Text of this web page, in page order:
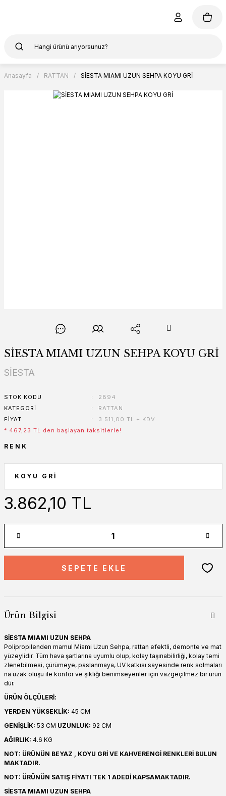
Anasayfa RATTAN SİESTA MIAMI UZUN SEHPA KOYU GRİ
SİESTA MIAMI UZUN SEHPA KOYU GRİ
SİESTA
STOK KODU
2894
KATEGORI
RATTAN
FIYAT
3.511,00 TL + KDV
* 467,23 TL den başlayan taksitlerle!
RENK
3.862,10 TL
SEPETE EKLE
Ürün Bilgisi
SİESTA MIAMI UZUN SEHPA
Polipropilenden mamul Miami Uzun Sehpa, rattan efektli, demonte ve mat
yüzeylidir. Tüm hava şartlarına uyumlu olup, kolay taşınabilirliği, kolay temi
zlenebilmesi, çürümeye, paslanmaya, UV katkısı sayesinde renk solmaları
na uzak oluşu ile konfor ve şıklığı benimseyenler için vazgeçilmez bir ürün
dür.
ÜRÜN ÖLÇÜLERİ:
YERDEN YÜKSEKLİK: 45 CM
GENİŞLİK: 53 CM UZUNLUK: 92 CM
AĞIRLIK: 4.6 KG
NOT: ÜRÜNÜN BEYAZ , KOYU GRİ VE KAHVERENGİ RENKLERİ BULUN
MAKTADIR.
NOT: ÜRÜNÜN SATIŞ FİYATI TEK 1 ADEDİ KAPSAMAKTADIR.
SİESTA MIAMI UZUN SEHPA